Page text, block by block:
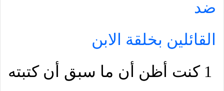
ضد
القائلين بخلقة الابن
1 كنت أظن أن ما سبق أن كتبته